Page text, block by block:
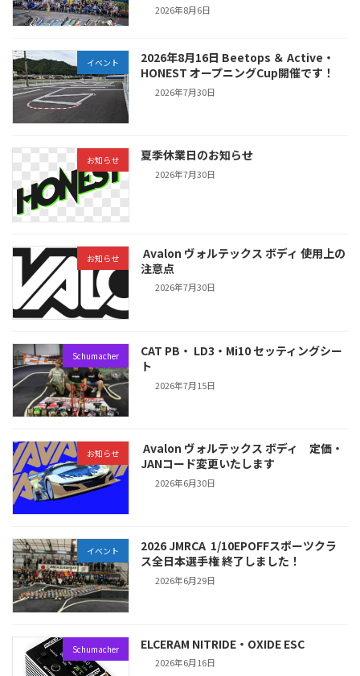
2026年8月6日
イベント
2026年8月16日 Beetops ＆ Active・
HONEST オープニングCup開催です！
2026年7月30日
お知らせ 夏季休業日のお知らせ
2026年7月30日
お知らせ
Avalon ヴォルテックス ボディ 使用上の
注意点
2026年7月30日
Schumacher
CAT PB・ LD3・Mi10 セッティングシー
ト
2026年7月15日
お知らせ
Avalon ヴォルテックス ボディ 定価・
JANコード変更いたします
2026年6月30日
イベント
2026 JMRCA 1/10EPOFFスポーツクラ
ス全日本選手権 終了しました！
2026年6月29日
Schumacher ELCERAM NITRIDE・OXIDE ESC
2026年6月16日